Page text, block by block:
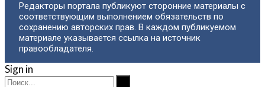
Редакторы портала публикуют сторонние материалы с
соответствующим выполнением обязательств по
сохранению авторских прав. В каждом публикуемом
материале указывается ссылка на источник
правообладателя.
Sign in